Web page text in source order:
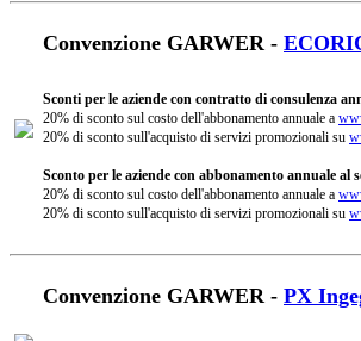
Convenzione GARWER -
Sconti per le aziende con contratto di consulenza
20% di sconto sul costo dell'abbonamento annuale a
20% di sconto sull'acquisto di servizi promozionali su
Sconto per le aziende con abbonamento annuale al
20% di sconto sul costo dell'abbonamento annuale a
20% di sconto sull'acquisto di servizi promozionali su
Convenzione GARWER - PX